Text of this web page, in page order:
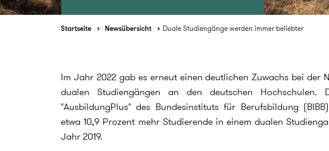
Startseite Newsübersicht Duale Studiengänge werden immer beliebter
Im Jahr 2022 gab es erneut einen deutlichen Zuwachs bei der
dualen Studiengängen an den deutschen Hochschulen.
"AusbildungPlus" des Bundesinstituts für Berufsbildung
etwa 10,9 Prozent mehr Studierende in einem dualen
Jahr 2019.